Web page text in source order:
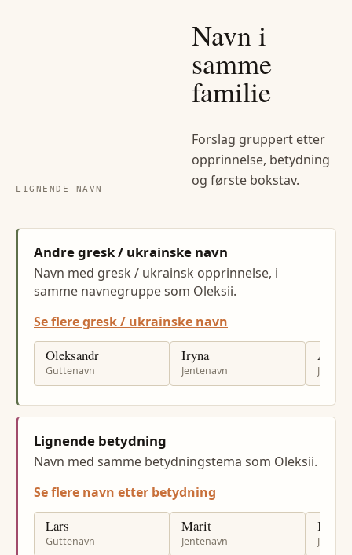
LIGNENDE NAVN
Navn i
samme
familie
Forslag gruppert etter
opprinnelse, betydning
og første bokstav.
Andre gresk / ukrainske navn
Navn med gresk / ukrainsk opprinnelse, i
samme navnegruppe som Oleksii.
Se flere gresk / ukrainske navn
Oleksandr
Guttenavn
Iryna
Jentenavn
Lignende betydning
Navn med samme betydningstema som Oleksii.
Se flere navn etter betydning
Lars
Guttenavn
Marit
Jentenavn
Kari